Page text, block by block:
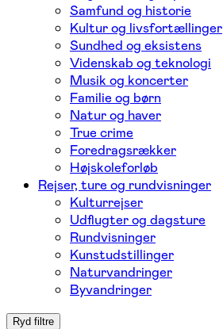
Samfund og historie
Kultur og livsfortællinger
Sundhed og eksistens
Videnskab og teknologi
Musik og koncerter
Familie og børn
Natur og haver
True crime
Foredragsrækker
Højskoleforløb
Rejser, ture og rundvisninger
Kulturrejser
Udflugter og dagsture
Rundvisninger
Kunstudstillinger
Naturvandringer
Byvandringer
Ryd filtre